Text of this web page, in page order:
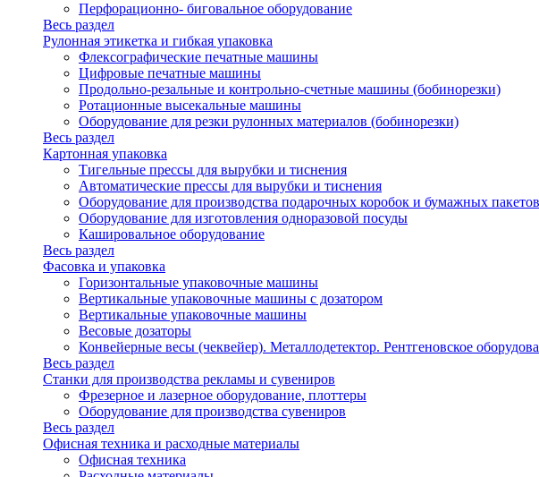
Перфорационно- биговальное оборудование
Весь раздел
Рулонная этикетка и гибкая упаковка
Флексографические печатные машины
Цифровые печатные машины
Продольно-резальные и контрольно-счетные машины (бобинорезки)
Ротационные высекальные машины
Оборудование для резки рулонных материалов (бобинорезки)
Весь раздел
Картонная упаковка
Тигельные прессы для вырубки и тиснения
Автоматические прессы для вырубки и тиснения
Оборудование для производства подарочных коробок и бумажных пакетов
Оборудование для изготовления одноразовой посуды
Кашировальное оборудование
Весь раздел
Фасовка и упаковка
Горизонтальные упаковочные машины
Вертикальные упаковочные машины с дозатором
Вертикальные упаковочные машины
Весовые дозаторы
Конвейерные весы (чеквейер). Металлодетектор. Рентгеновское
Весь раздел
Станки для производства рекламы и сувениров
Фрезерное и лазерное оборудование, плоттеры
Оборудование для производства сувениров
Весь раздел
Офисная техника и расходные материалы
Офисная техника